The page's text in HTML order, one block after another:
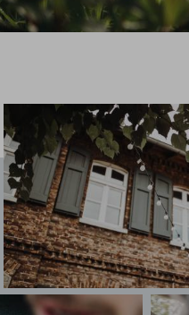
& SHOP
PROSPEKTE ANREISE